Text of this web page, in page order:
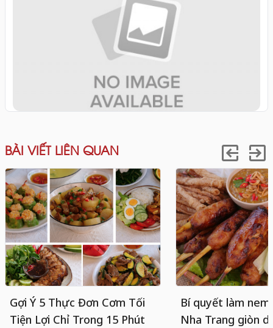
BÀI VIẾT LIÊN QUAN
Gợi Ý 5 Thực Đơn Cơm Tối
Tiện Lợi Chỉ Trong 15 Phút
Bí quyết làm
Nha Trang giòn